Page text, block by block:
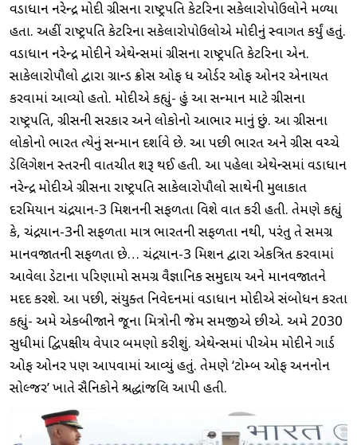
વડાપ્રધાન નરેન્દ્ર મોદી ગ્રીસના રાષ્ટ્રપતિ કેટરિના સકેલારોપોઉલોને મળ્યા
હતા. અહીં રાષ્ટ્રપતિ કેટરિના સકેલારોપોઉલોએ મોદીનું સ્વાગત કર્યું હતું.
વડાપ્રધાન નરેન્દ્ર મોદીને એથેન્સમાં ગ્રીસના રાષ્ટ્રપતિ કેટરિના એન.
સાકેલારોપૌલો દ્વારા ગ્રાન્ડ ક્રોસ ઓફ ધ ઓર્ડર ઓફ ઓનર એનાયત
કરવામાં આવ્યો હતો. મોદીએ કહ્યું- હું આ સન્માન માટે ગ્રીસના
રાષ્ટ્રપતિ, ગ્રીસની સરકાર અને લોકોનો આભાર માનું છું. આ ગ્રીસના
લોકોનો ભારત પ્રત્યેનું સન્માન દર્શાવે છે. આ પછી ભારત અને ગ્રીસ વચ્ચે
ડેલિગેશન સ્તરની વાતચીત શરૂ થઈ હતી. આ પહેલા એથેન્સમાં વડાપ્રધાન
નરેન્દ્ર મોદીએ ગ્રીસના રાષ્ટ્રપતિ સાકેલારોપૌલો સાથેની મુલાકાત
દરમિયાન ચંદ્રયાન-3 મિશનની સફળતા વિશે વાત કરી હતી. તેમણે કહ્યું
કે, ચંદ્રયાન-3ની સફળતા માત્ર ભારતની સફળતા નથી, પરંતુ તે સમગ્ર
માનવજાતની સફળતા છે… ચંદ્રયાન-3 મિશન દ્વારા એકત્રિત કરવામાં
આવેલા ડેટાના પરિણામો સમગ્ર વૈજ્ઞાનિક સમુદાય અને માનવજાતને
મદદ કરશે. આ પછી, સંયુક્ત નિવેદનમાં વડાપ્રધાન મોદીએ સંબોધન કરતા
કહ્યું- અમે એકબીજાને જૂના મિત્રોની જેમ સમજીએ છીએ. અમે 2030
સુધીમાં દ્વિપક્ષીય વેપાર બમણો કરીશું. એથેન્સમાં પીએમ મોદીને ગાર્ડ
ઓફ ઓનર પણ આપવામાં આવ્યું હતું. તેમણે ‘ટોમ્બ ઓફ અનનોન
સોલ્જર’ ખાતે સૈનિકોને શ્રદ્ધાંજલિ આપી હતી.